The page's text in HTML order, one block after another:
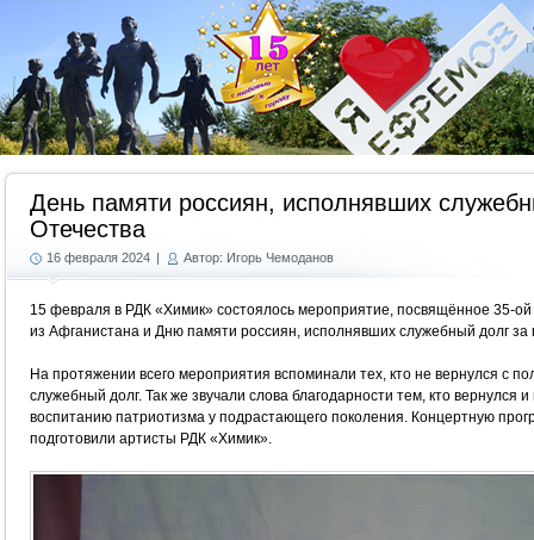
День памяти россиян, исполнявших
Отечества
16 февраля 2024 | Автор: Игорь Чемоданов
15 февраля в РДК «Химик» состоялось мероприятие, посвящённое 35-ой
из Афганистана и Дню памяти россиян, исполнявших служебный долг за
На протяжении всего мероприятия вспоминали тех, кто не вернулся с
служебный долг. Так же звучали слова благодарности тем, кто вернулся
воспитанию патриотизма у подрастающего поколения. Концертную
подготовили артисты РДК «Химик».